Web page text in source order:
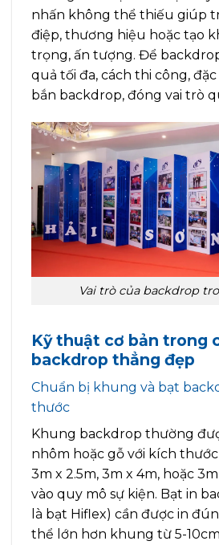
nhấn không thể thiếu giúp
điệp, thương hiệu hoặc tạo
trọng, ấn tượng. Để
quả tối đa, cách thi công,
bắn backdrop, đóng vai trò
Vai trò của backdrop
Kỹ thuật cơ bản trong
backdrop thẳng đẹp
Chuẩn bị khung và bạt
thước
Khung backdrop thường
nhôm hoặc gỗ với kích
3m x 2.5m, 3m x 4m, hoặc
vào quy mô sự kiện. Bạt in
là bạt Hiflex) cần được in
thể lớn hơn khung từ 5-